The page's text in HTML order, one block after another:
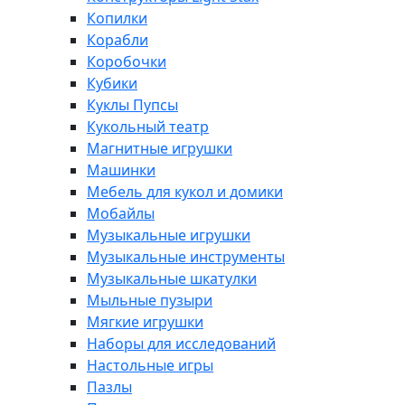
Копилки
Корабли
Коробочки
Кубики
Куклы Пупсы
Кукольный театр
Магнитные игрушки
Машинки
Мебель для кукол и домики
Мобайлы
Музыкальные игрушки
Музыкальные инструменты
Музыкальные шкатулки
Мыльные пузыри
Мягкие игрушки
Наборы для исследований
Настольные игры
Пазлы